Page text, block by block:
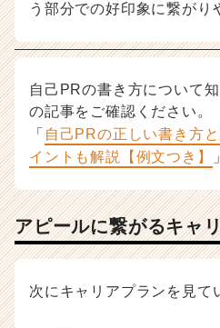
う部分での好印象に繋がり
自己PRの書き方について
の記事をご確認ください。
「 自己PRの正しい書き方
イントも解説【例文つき】
」
アピールに繋がるキャ
次にキャリアプランを見て